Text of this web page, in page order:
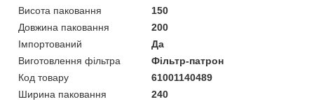
Висота паковання
150
Довжина паковання
200
Імпортований
Да
Виготовлення фільтра
Фільтр-патрон
Код товару
61001140489
Ширина паковання
240